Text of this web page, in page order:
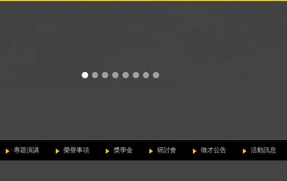
專題演講 榮譽事項 獎學金 研討會 徵才公告 活動訊息